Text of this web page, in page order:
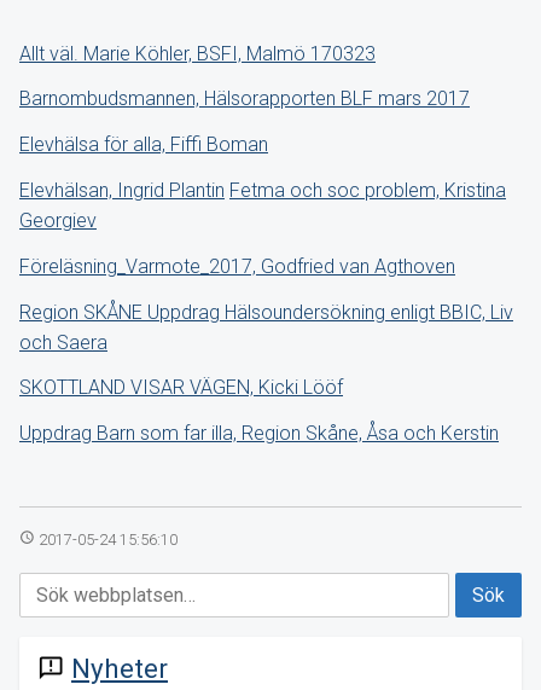
Allt väl. Marie Köhler, BSFI, Malmö 170323
Barnombudsmannen, Hälsorapporten BLF mars 2017
Elevhälsa för alla, Fiffi Boman
Elevhälsan, Ingrid Plantin Fetma och soc problem, Kristina
Georgiev
Föreläsning_Varmote_2017, Godfried van Agthoven
Region SKÅNE Uppdrag Hälsoundersökning enligt BBIC, Liv
och Saera
SKOTTLAND VISAR VÄGEN, Kicki Lööf
Uppdrag Barn som far illa, Region Skåne, Åsa och Kerstin
access_time 2017-05-24 15:56:10
announcement Nyheter